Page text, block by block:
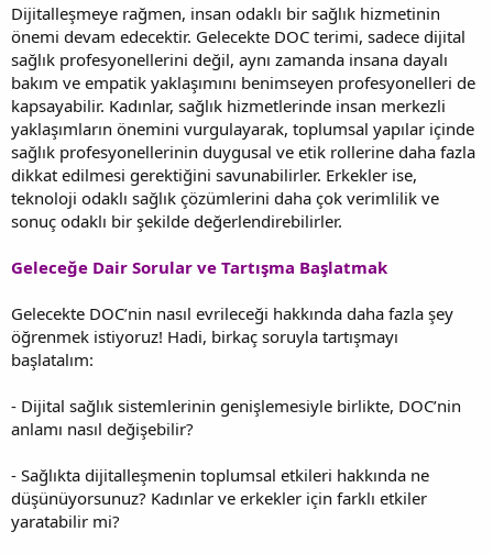
Dijitalleşmeye rağmen, insan odaklı bir sağlık hizmetinin
önemi devam edecektir. Gelecekte DOC terimi, sadece dijital
sağlık profesyonellerini değil, aynı zamanda insana dayalı
bakım ve empatik yaklaşımını benimseyen profesyonelleri de
kapsayabilir. Kadınlar, sağlık hizmetlerinde insan merkezli
yaklaşımların önemini vurgulayarak, toplumsal yapılar içinde
sağlık profesyonellerinin duygusal ve etik rollerine daha fazla
dikkat edilmesi gerektiğini savunabilirler. Erkekler ise,
teknoloji odaklı sağlık çözümlerini daha çok verimlilik ve
sonuç odaklı bir şekilde değerlendirebilirler.
Geleceğe Dair Sorular ve Tartışma Başlatmak
Gelecekte DOC’nin nasıl evrileceği hakkında daha fazla şey
öğrenmek istiyoruz! Hadi, birkaç soruyla tartışmayı
başlatalım:
- Dijital sağlık sistemlerinin genişlemesiyle birlikte, DOC’nin
anlamı nasıl değişebilir?
- Sağlıkta dijitalleşmenin toplumsal etkileri hakkında ne
düşünüyorsunuz? Kadınlar ve erkekler için farklı etkiler
yaratabilir mi?